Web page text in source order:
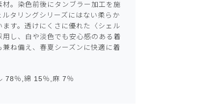
。染色前後にタンブラー加工を施
タリングシリーズにはない柔らか
す。透けにくさに優れた〈シェル
し、白や淡色でも安心感のある着
ね備え、春夏シーズンに快適に着
78％,綿 15％,麻 7％